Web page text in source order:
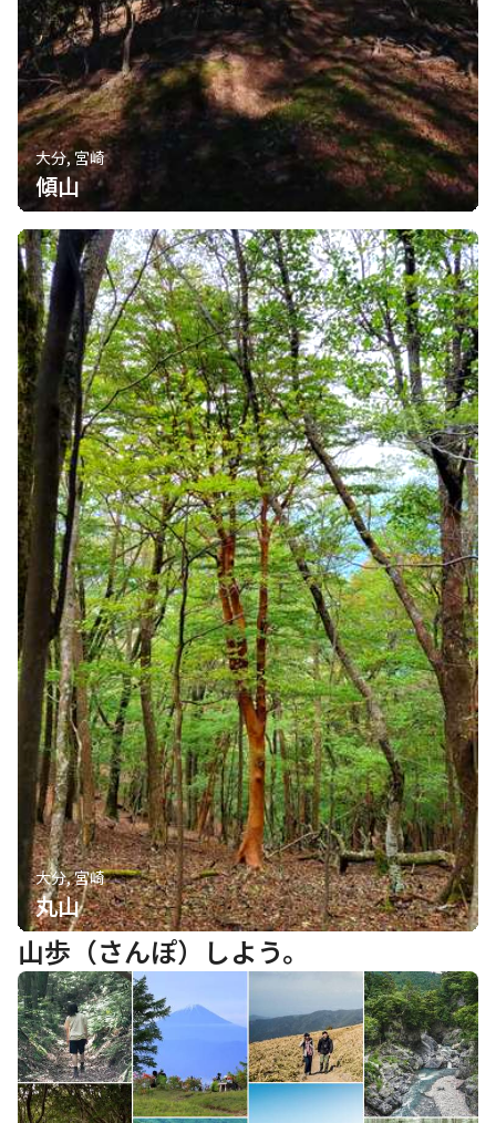
大分, 宮崎
傾山
大分, 宮崎
丸山
山歩（さんぽ）しよう。